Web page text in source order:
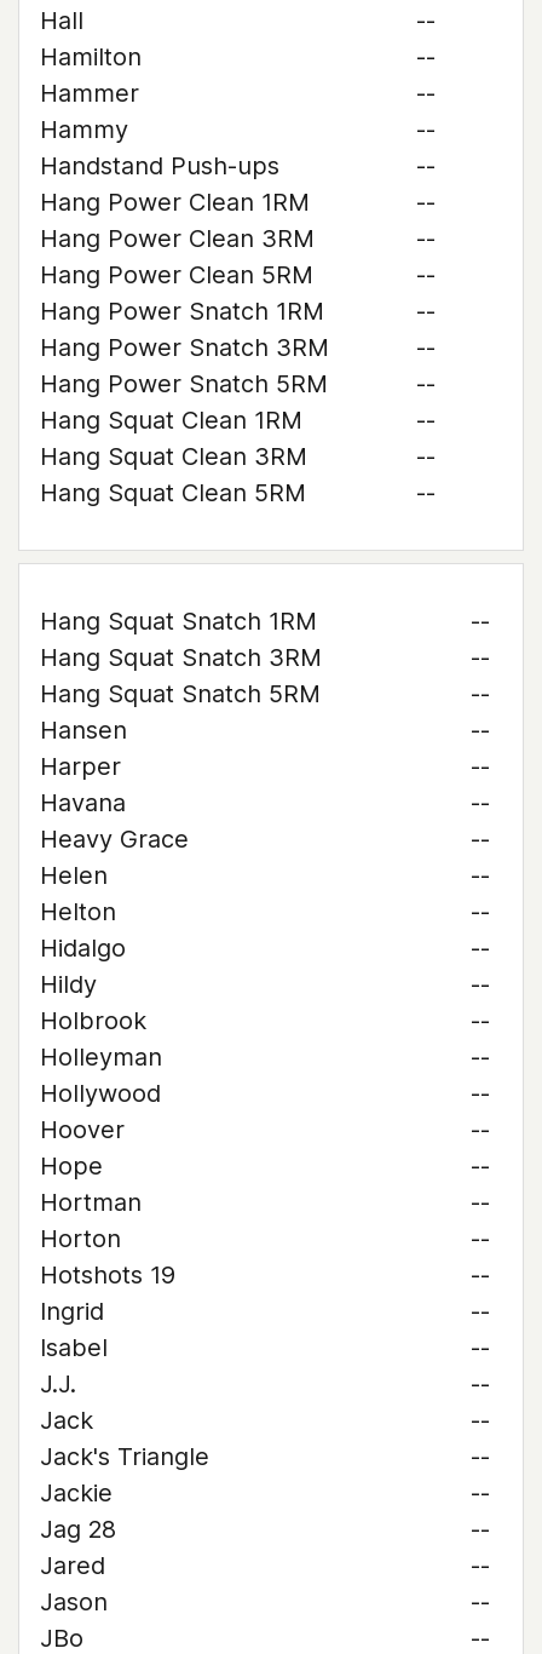
Hall
--
Hamilton
--
Hammer
--
Hammy
--
Handstand Push-ups
--
Hang Power Clean 1RM
--
Hang Power Clean 3RM
--
Hang Power Clean 5RM
--
Hang Power Snatch 1RM
--
Hang Power Snatch 3RM
--
Hang Power Snatch 5RM
--
Hang Squat Clean 1RM
--
Hang Squat Clean 3RM
--
Hang Squat Clean 5RM
--
Hang Squat Snatch 1RM
--
Hang Squat Snatch 3RM
--
Hang Squat Snatch 5RM
--
Hansen
--
Harper
--
Havana
--
Heavy Grace
--
Helen
--
Helton
--
Hidalgo
--
Hildy
--
Holbrook
--
Holleyman
--
Hollywood
--
Hoover
--
Hope
--
Hortman
--
Horton
--
Hotshots 19
--
Ingrid
--
Isabel
--
J.J.
--
Jack
--
Jack's Triangle
--
Jackie
--
Jag 28
--
Jared
--
Jason
--
JBo
--